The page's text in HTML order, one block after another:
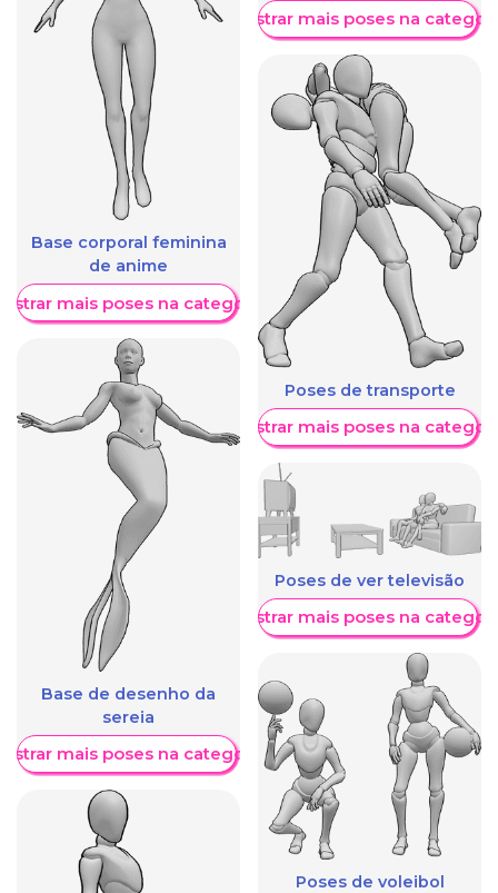
Base corporal feminina
de anime
mais poses na categoria
Base de desenho da
sereia
mais poses na categoria
Mostrar mais poses na
Poses de transporte
Mostrar mais poses na
Poses de ver televisão
Mostrar mais poses na
Poses de voleibol